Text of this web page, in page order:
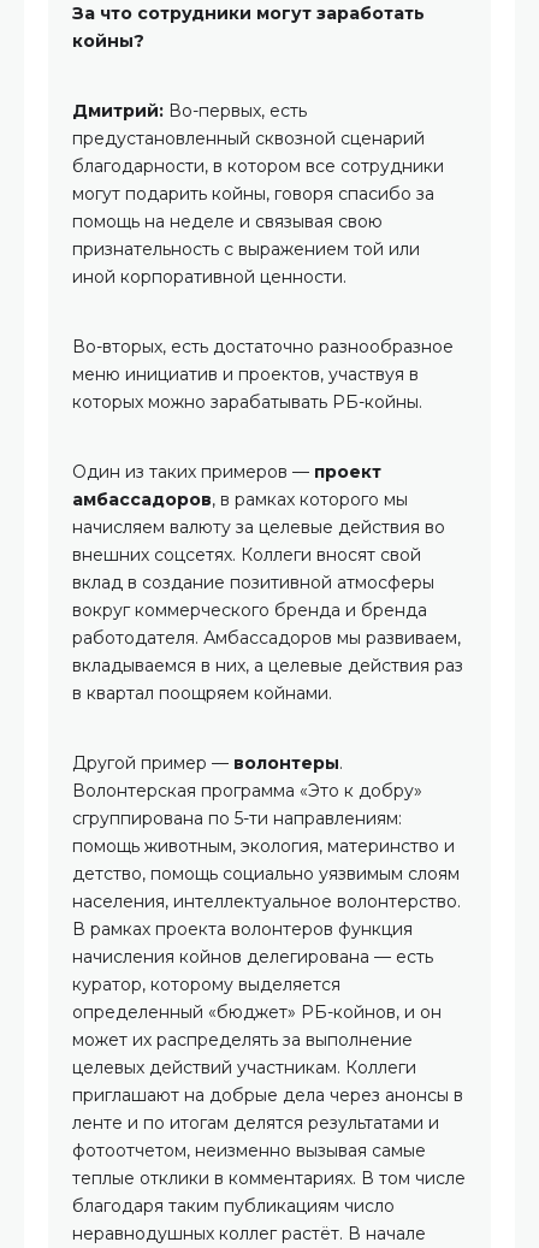
За что сотрудники могут заработать
койны?
Дмитрий: Во-первых, есть
предустановленный сквозной сценарий
благодарности, в котором все сотрудники
могут подарить койны, говоря спасибо за
помощь на неделе и связывая свою
признательность с выражением той или
иной корпоративной ценности.
Во-вторых, есть достаточно разнообразное
меню инициатив и проектов, участвуя в
которых можно зарабатывать РБ-койны.
Один из таких примеров — проект
амбассадоров, в рамках которого мы
начисляем валюту за целевые действия во
внешних соцсетях. Коллеги вносят свой
вклад в создание позитивной атмосферы
вокруг коммерческого бренда и бренда
работодателя. Амбассадоров мы развиваем,
вкладываемся в них, а целевые действия раз
в квартал поощряем койнами.
Другой пример — волонтеры.
Волонтерская программа «Это к добру»
сгруппирована по 5-ти направлениям:
помощь животным, экология, материнство и
детство, помощь социально уязвимым слоям
населения, интеллектуальное волонтерство.
В рамках проекта волонтеров функция
начисления койнов делегирована — есть
куратор, которому выделяется
определенный «бюджет» РБ-койнов, и он
может их распределять за выполнение
целевых действий участникам. Коллеги
приглашают на добрые дела через анонсы в
ленте и по итогам делятся результатами и
фотоотчетом, неизменно вызывая самые
теплые отклики в комментариях. В том числе
благодаря таким публикациям число
неравнодушных коллег растёт. В начале